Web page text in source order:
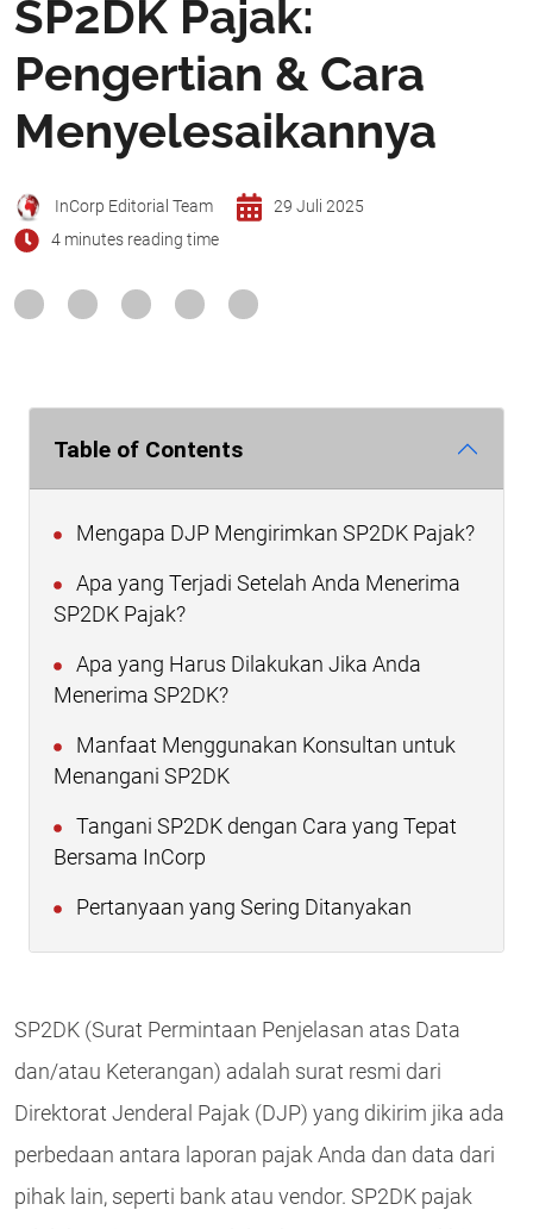
SP2DK Pajak:
Pengertian & Cara
Menyelesaikannya
InCorp Editorial Team
29 Juli 2025
4 minutes reading time
Table of Contents
Mengapa DJP Mengirimkan SP2DK Pajak?
Apa yang Terjadi Setelah Anda Menerima
SP2DK Pajak?
Apa yang Harus Dilakukan Jika Anda
Menerima SP2DK?
Manfaat Menggunakan Konsultan untuk
Menangani SP2DK
Tangani SP2DK dengan Cara yang Tepat
Bersama InCorp
Pertanyaan yang Sering Ditanyakan
SP2DK (Surat Permintaan Penjelasan atas Data
dan/atau Keterangan) adalah surat resmi dari
Direktorat Jenderal Pajak (DJP) yang dikirim jika ada
perbedaan antara laporan pajak Anda dan data dari
pihak lain, seperti bank atau vendor. SP2DK pajak